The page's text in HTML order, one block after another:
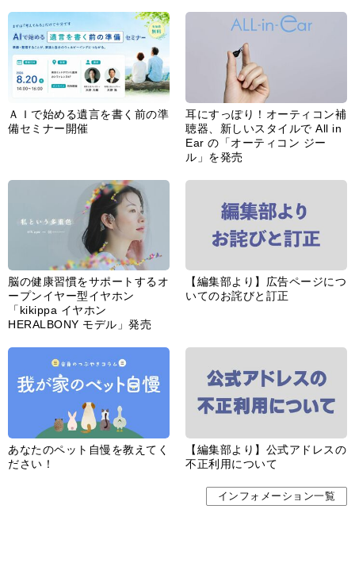
ＡＩで始める遺言を書く前の準
備セミナー開催
耳にすっぽり！オーティコン補
聴器、新しいスタイルで All in
Ear の「オーティコン ジー
ル」を発売
脳の健康習慣をサポートするオ
ープンイヤー型イヤホン
「kikippa イヤホン
HERALBONY モデル」発売
【編集部より】広告ページにつ
いてのお詫びと訂正
あなたのペット自慢を教えてく
ださい！
【編集部より】公式アドレスの
不正利用について
インフォメーション一覧